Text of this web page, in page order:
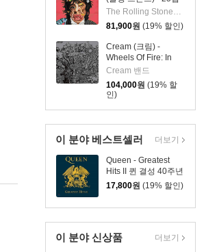
Foreign Tongues
[2LP]
The Rolling Stones 밴드
81,900원 (19% 할인)
Cream (크림) -
Wheels Of Fire: In
The Studio [3LP]
Cream 밴드
104,000원 (19% 할
인)
이 분야 베스트셀러
Queen - Greatest
Hits II 퀸 결성 40주년
기념 히트곡 모음 2집
17,800원 (19% 할인)
더보기
이 분야 신상품 더보기